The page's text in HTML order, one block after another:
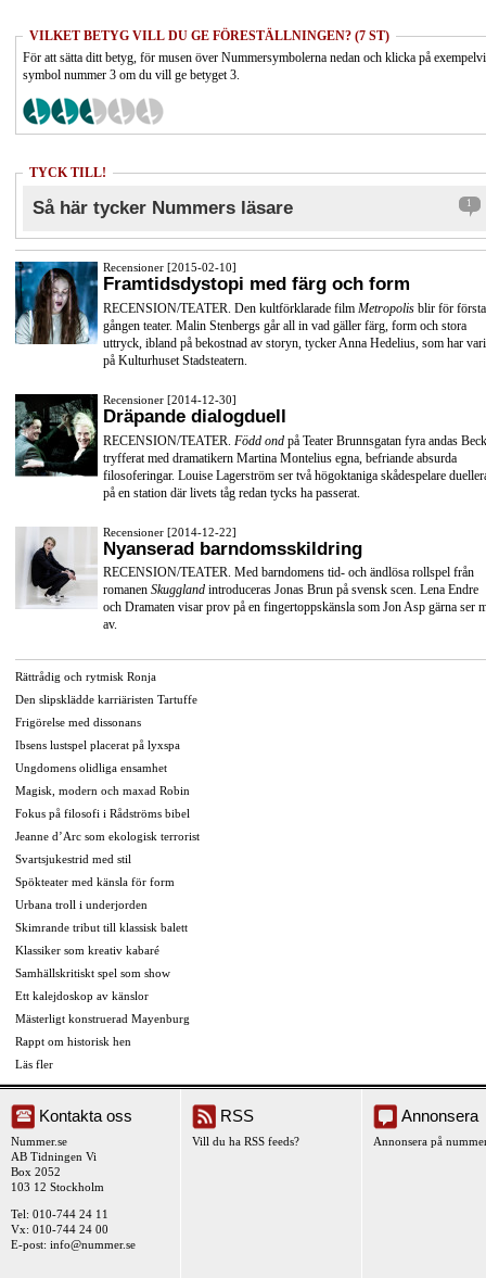
VILKET BETYG VILL DU GE FÖRESTÄLLNINGEN? (7 ST)
För att sätta ditt betyg, för musen över Nummersymbolerna nedan och klicka på
symbol nummer 3 om du vill ge betyget 3.
TYCK TILL!
Så här tycker Nummers läsare 1
Recensioner [2015-02-10]
Framtidsdystopi med färg och form
RECENSION/TEATER. Den kultförklarade film Metropolis blir för första
gången teater. Malin Stenbergs går all in vad gäller färg, form och stora
uttryck, ibland på bekostnad av storyn, tycker Anna Hedelius, som har
på Kulturhuset Stadsteatern.
Recensioner [2014-12-30]
Dräpande dialogduell
RECENSION/TEATER. Född ond på Teater Brunnsgatan fyra andas
tryfferat med dramatikern Martina Montelius egna, befriande absurda
filosoferingar. Louise Lagerström ser två högoktaniga skådespelare
på en station där livets tåg redan tycks ha passerat.
Recensioner [2014-12-22]
Nyanserad barndomsskildring
RECENSION/TEATER. Med barndomens tid- och ändlösa rollspel från
romanen Skuggland introduceras Jonas Brun på svensk scen. Lena Endre
och Dramaten visar prov på en fingertoppskänsla som Jon Asp gärna ser
av.
Rättrådig och rytmisk Ronja
Den slipsklädde karriäristen Tartuffe
Frigörelse med dissonans
Ibsens lustspel placerat på lyxspa
Ungdomens olidliga ensamhet
Magisk, modern och maxad Robin
Fokus på filosofi i Rådströms bibel
Jeanne d’Arc som ekologisk terrorist
Svartsjukestrid med stil
Spökteater med känsla för form
Urbana troll i underjorden
Skimrande tribut till klassisk balett
Klassiker som kreativ kabaré
Samhällskritiskt spel som show
Ett kalejdoskop av känslor
Mästerligt konstruerad Mayenburg
Rappt om historisk hen
Läs fler
Kontakta oss
Nummer.se
AB Tidningen Vi
Box 2052
103 12 Stockholm
Tel: 010-744 24 11
Vx: 010-744 24 00
E-post: info@nummer.se
RSS
Vill du ha RSS feeds?
Annonsera
Annonsera på